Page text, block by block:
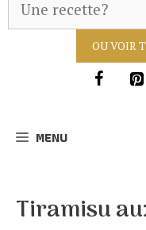
OU VOIR
MENU
Tiramisu